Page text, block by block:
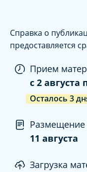
Справка о
предоставляется
Прием
c 2 августа
Осталось 3
Размещение
11 августа
Загрузка